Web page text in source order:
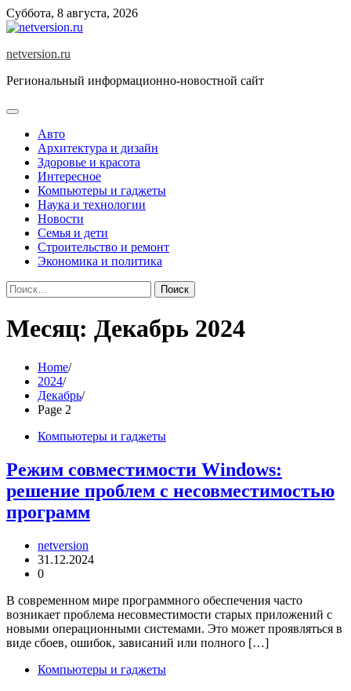
Skip
to
Суббота, 8 августа, 2026
netversion.ru
Региональный информационно-новостной сайт
Авто
Архитектура и дизайн
Здоровье и красота
Интересное
Компьютеры и гаджеты
Наука и технологии
Новости
Семья и дети
Строительство и ремонт
Экономика и политика
Найти:
Месяц: Декабрь 2024
Home
2024
Декабрь
Page 2
Компьютеры и гаджеты
Режим совместимости Windows:
решение проблем с несовместимостью
программ
netversion
31.12.2024
0
В современном мире программного обеспечения часто
возникает проблема несовместимости старых приложений с
новыми операционными системами. Это может проявляться в
виде сбоев, ошибок, зависаний или полного […]
Компьютеры и гаджеты